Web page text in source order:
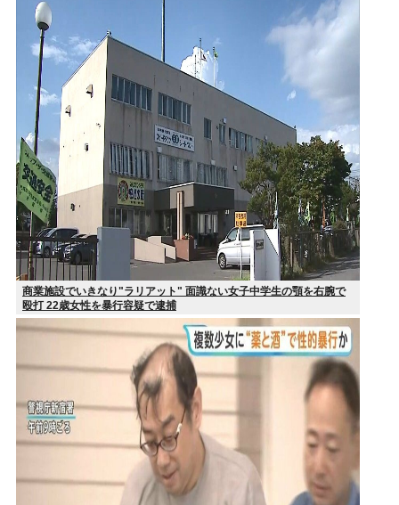
商業施設でいきなり"ラリアット" 面識ない女子中学生の顎を右腕で
殴打 22歳女性を暴行容疑で逮捕